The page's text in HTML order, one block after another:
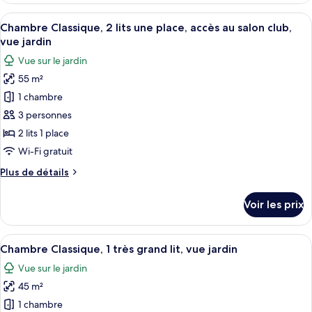
très
grand
lit,
vue
océan
type
de
chambre
Chambre
Classique,
très
grand
lit,
océan
Afficher
toutes
les
photos
pour
ce
type
de
chambre :
Classique,
une
place,
accès
au
salon
club,
Un complexe hôtelier doté d’une
2
Chambre Classique, 2 lits une place, accès au salon club,
vue jardin
Vue sur le jardin
55 m²
1 chambre
3 personnes
2 lits 1 place
Wi-Fi gratuit
Plus de détails
Plus
le
type
de
Chambre
Classique,
lits
Voir les prix
Afficher
toutes
les
photos
pour
Une chambre d’hôtel moderne
3
Chambre Classique, 1 très grand lit, vue jardin
Vue sur le jardin
45 m²
1 chambre